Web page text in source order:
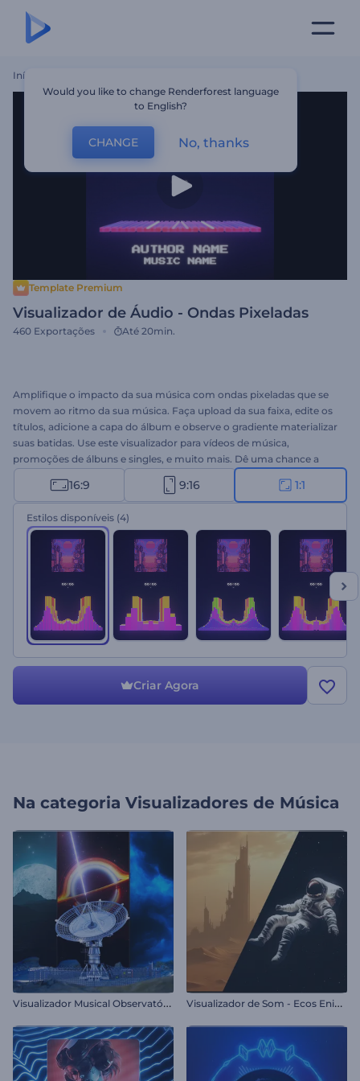
Início
Template Premium
Visualizador de Áudio - Ondas Pixeladas
460 Exportações Até 20min.
Amplifique o impacto da sua música com ondas pixeladas que se
movem ao ritmo da sua música. Faça upload da sua faixa, edite os
títulos, adicione a capa do álbum e observe o gradiente materializar
suas batidas. Use este visualizador para vídeos de música,
promoções de álbuns e singles, e muito mais. Dê uma chance a
16:9 9:16 1:1
Estilos disponíveis (4)
Criar Agora
Na categoria Visualizadores de Música
V
isualizador Musical Observatório Cósmico V
isualizador de Som - Ecos Enigmáticos
Would you like to change Renderforest language
to English?
CHANGE No, thanks